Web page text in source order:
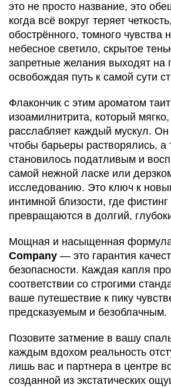
это не просто название, это
когда всё вокруг теряет
обострённого, томного чувства
небесное светило, скрытое
запретные желания выходят на
освобождая путь к самой сути
Флакончик с этим ароматом
изоамилнитрита, который
расслабляет каждый мускул. Он
чтобы барьеры растворялись, а
становилось податливым и
самой нежной ласке или
исследованию. Это ключ к
интимной близости, где
превращаются в долгий,
Мощная и насыщенная
Company — это гарантия
безопасности. Каждая капля
соответствии со строгими
ваше путешествие к пику
предсказуемым и безоблачным.
Позовите затмение в вашу
каждым вдохом реальность
лишь вас и партнера в центре
созданной из экстатических